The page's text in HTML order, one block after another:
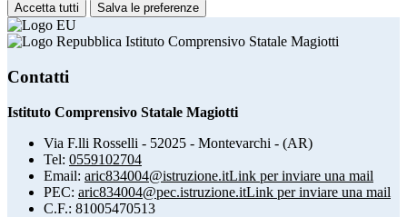
Accetta tutti Salva le preferenze
Istituto Comprensivo Statale Magiotti
Contatti
Istituto Comprensivo Statale Magiotti
Via F.lli Rosselli - 52025 - Montevarchi - (AR)
Tel: 0559102704
Email: aric834004@istruzione.itLink per inviare una mail
PEC: aric834004@pec.istruzione.itLink per inviare una mail
C.F.: 81005470513